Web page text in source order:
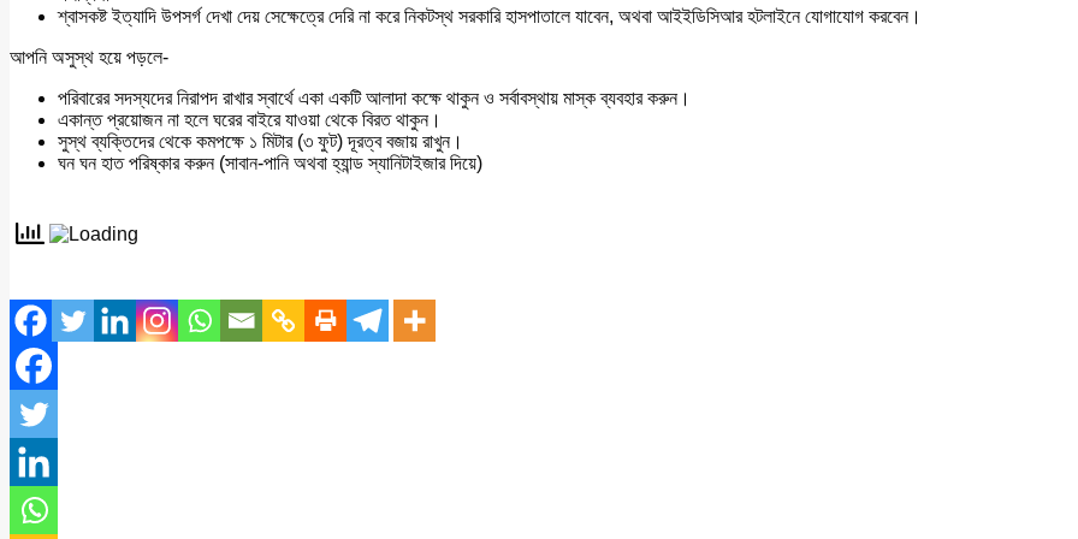
শ্বাসকষ্ট ইত্যাদি উপসর্গ দেখা দেয় সেক্ষেত্রে দেরি না করে নিকটস্থ সরকারি হাসপাতালে যাবেন, অথবা আইইডিসিআর হটলাইনে যোগাযোগ করবেন।
আপনি অসুস্থ হয়ে পড়লে-
পরিবারের সদস্যদের নিরাপদ রাখার স্বার্থে একা একটি আলাদা কক্ষে থাকুন ও সর্বাবস্থায় মাস্ক ব্যবহার করুন।
একান্ত প্রয়োজন না হলে ঘরের বাইরে যাওয়া থেকে বিরত থাকুন।
সুস্থ ব্যক্তিদের থেকে কমপক্ষে ১ মিটার (৩ ফুট) দূরত্ব বজায় রাখুন।
ঘন ঘন হাত পরিষ্কার করুন (সাবান-পানি অথবা হ্যান্ড স্যানিটাইজার দিয়ে)